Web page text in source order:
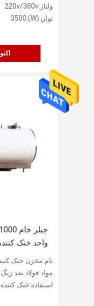
ولتاژ:220v/380v
توان (W):3500
واحد خنک
نام:مخزن خنک
مواد:فولاد ضد زنگ 304
استفاده:خنک